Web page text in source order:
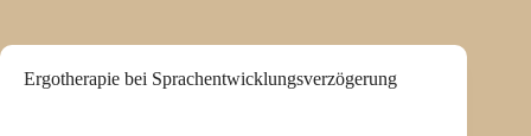
Ergotherapie bei Sprachentwicklungsverzögerung